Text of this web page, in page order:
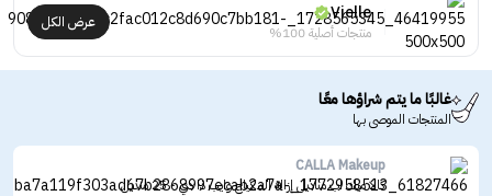
Vielle
منتجات أصلية 100%
عرض الكل
غالبًا ما يتم شراؤها معًا
المنتجات الموصى بها
CALLA Makeup
كالا ميك اب مناديل إزالة المكياج وايب ذا دي - 25 منديل